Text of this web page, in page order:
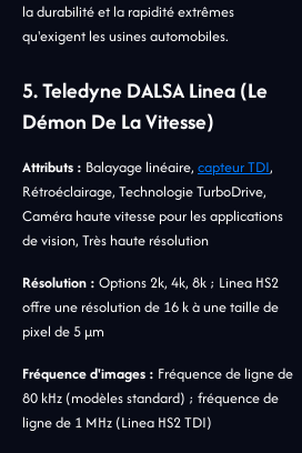
la durabilité et la rapidité extrêmes
qu'exigent les usines automobiles.
5. Teledyne DALSA Linea (Le
Démon De La Vitesse)
Attributs : Balayage linéaire, capteur TDI,
Rétroéclairage, Technologie TurboDrive,
Caméra haute vitesse pour les applications
de vision, Très haute résolution
Résolution : Options 2k, 4k, 8k ; Linea HS2
offre une résolution de 16 k à une taille de
pixel de 5 µm
Fréquence d'images : Fréquence de ligne de
80 kHz (modèles standard) ; fréquence de
ligne de 1 MHz (Linea HS2 TDI)